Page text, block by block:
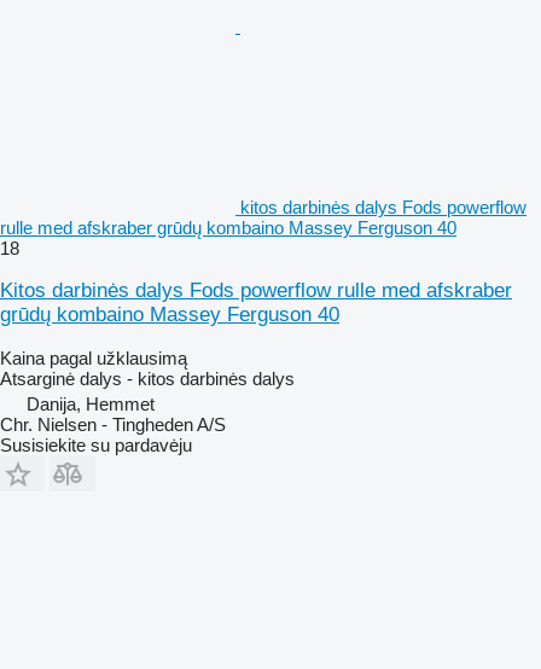
kitos darbinės dalys Fods powerflow
rulle med afskraber grūdų kombaino Massey Ferguson 40
18
Kitos darbinės dalys Fods powerflow rulle med afskraber
grūdų kombaino Massey Ferguson 40
Kaina pagal užklausimą
Atsarginė dalys - kitos darbinės dalys
Danija, Hemmet
Chr. Nielsen - Tingheden A/S
Susisiekite su pardavėju